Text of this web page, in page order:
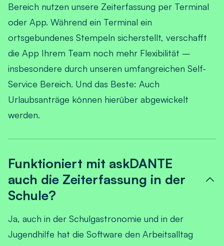
Bereich nutzen unsere Zeiterfassung per Terminal
oder App. Während ein Terminal ein
ortsgebundenes Stempeln sicherstellt, verschafft
die App Ihrem Team noch mehr Flexibilität –
insbesondere durch unseren umfangreichen Self-
Service Bereich. Und das Beste: Auch
Urlaubsanträge können hierüber abgewickelt
werden.
Funktioniert mit askDANTE
auch die Zeiterfassung in der
Schule?
Ja, auch in der Schulgastronomie und in der
Jugendhilfe hat die Software den Arbeitsalltag